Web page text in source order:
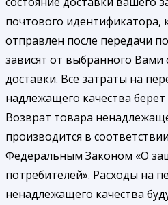
почтового идентификатора,
отправлен после передачи
зависят от выбранного Вами
доставки. Все затраты на
надлежащего качества берет
Возврат товара
производится в
Федеральным Законом «О
потребителей». Расходы на
ненадлежащего качества